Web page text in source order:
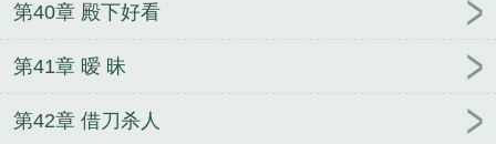
第40章 殿下好看
第41章 暧 昧
第42章 借刀杀人